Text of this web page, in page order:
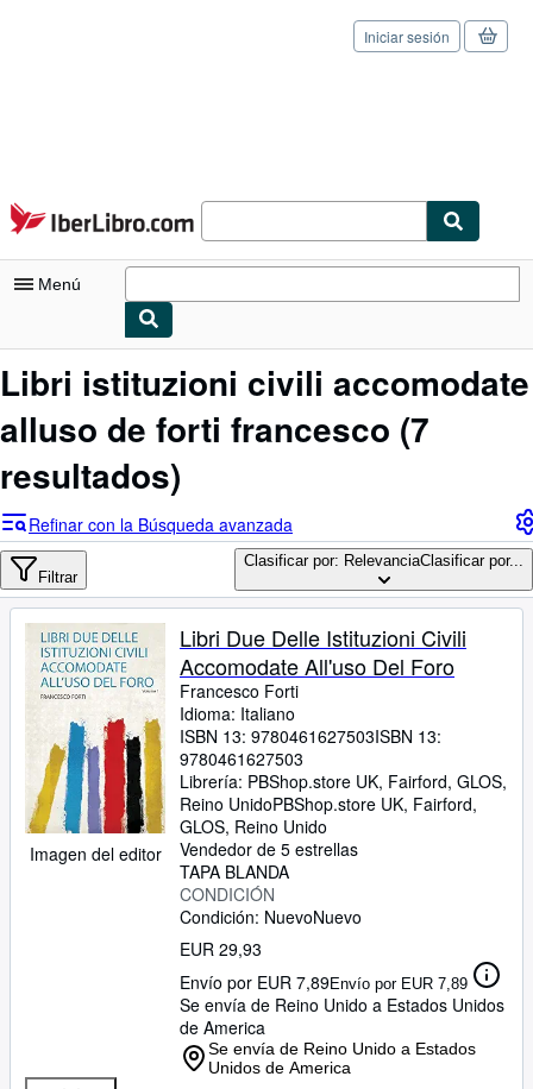
Pasar al contenido principal
IberLibro.com
Iniciar sesión
Menú
Mi cuenta
Búsqueda avanzada
Colecciones
Libros antiguos
Arte y coleccionismo
Vendedores
Comenzar a vender
Ayuda
CERRAR
Libri istituzioni civili accomodate
alluso de forti francesco (7
resultados)
Refinar con la Búsqueda avanzada
Filtrar
Clasificar por: RelevanciaClasificar por...
Imagen del editor
Libri Due Delle Istituzioni Civili
Accomodate All'uso Del Foro
Francesco Forti
Idioma: Italiano
ISBN 13: 9780461627503ISBN 13:
9780461627503
Librería: PBShop.store UK, Fairford, GLOS,
Reino UnidoPBShop.store UK, Fairford,
GLOS, Reino Unido
Vendedor de 5 estrellas
TAPA BLANDA
CONDICIÓN
Condición: NuevoNuevo
EUR 29,93
Envío por EUR 7,89Envío por EUR 7,89
Se envía de Reino Unido a Estados Unidos
de America
Se envía de Reino Unido a Estados
Unidos de America